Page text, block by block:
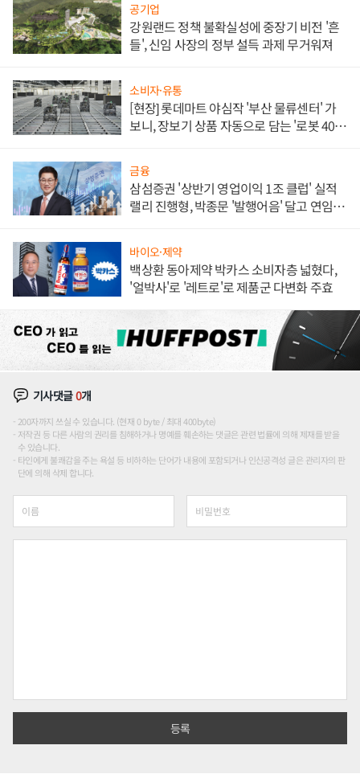
공기업
강원랜드 정책 불확실성에 중장기 비전 '흔
들', 신임 사장의 정부 설득 과제 무거워져
소비자·유통
[현장] 롯데마트 야심작 '부산 물류센터' 가
보니, 장보기 상품 자동으로 담는 '로봇 400
금융
삼섬증권 '상반기 영업이익 1조 클럽' 실적
랠리 진행형, 박종문 '발행어음' 달고 연임 향
바이오·제약
백상환 동아제약 박카스 소비자층 넓혔다,
'얼박사'로 '레트로'로 제품군 다변화 주효
기사댓글0개
200자까지 쓰실 수 있습니다. (현재 0 byte / 최대 400byte)
저작권 등 다른 사람의 권리를 침해하거나 명예를 훼손하는 댓글은 관련 법률에 의해 제재를 받을
수 있습니다.
타인에게 불쾌감을 주는 욕설 등 비하하는 단어가 내용에 포함되거나 인신공격성 글은 관리자의 판
단에 의해 삭제 합니다.